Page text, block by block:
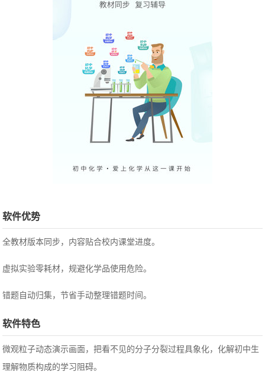
软件优势
全教材版本同步，内容贴合校内课堂进度。
虚拟实验零耗材，规避化学品使用危险。
错题自动归集，节省手动整理错题时间。
软件特色
微观粒子动态演示画面，把看不见的分子分裂过程具象化，化解初中生
理解物质构成的学习阻碍。